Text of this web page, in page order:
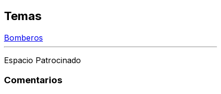
Temas
Bomberos
Espacio Patrocinado
Comentarios